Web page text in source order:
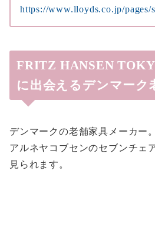
https://www.lloyds.co.jp/pages/
FRITZ HANSEN
に出会えるデンマーク
デンマークの老舗家具メーカー。
アルネヤコブセンのセブンチェ
見られます。